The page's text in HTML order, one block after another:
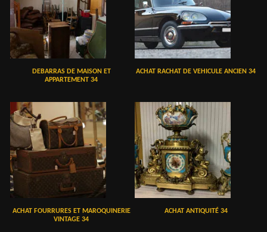
DEBARRAS DE MAISON ET
APPARTEMENT 34
ACHAT RACHAT DE VEHICULE ANCIEN 34
ACHAT FOURRURES ET MAROQUINERIE
VINTAGE 34
ACHAT ANTIQUITÉ 34